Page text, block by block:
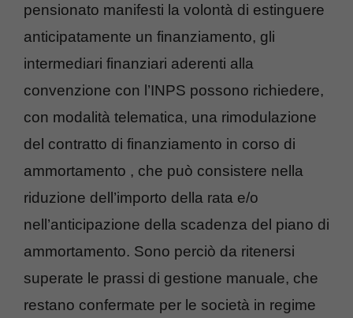
pensionato manifesti la volontà di estinguere
anticipatamente un finanziamento, gli
intermediari finanziari aderenti alla
convenzione con l’INPS possono richiedere,
con modalità telematica, una rimodulazione
del contratto di finanziamento in corso di
ammortamento , che può consistere nella
riduzione dell’importo della rata e/o
nell’anticipazione della scadenza del piano di
ammortamento. Sono perciò da ritenersi
superate le prassi di gestione manuale, che
restano confermate per le società in regime